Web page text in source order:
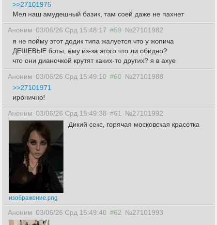
>>27101975
Мел наш амудешный базик, там соей даже не пахнет
Аноним 03/06/26 Срд 15:48:17 #59 №27101982
я не пойму этот додик типа жалуется что у жопича
ДЕШЕВЫЕ боты, ему из-за этого что ли обидно?
что они дианочкой крутят каких-то других? я в ахуе
Аноним 03/06/26 Срд 15:49:10 #60 №27101988
>>27101971
иронично!
Аноним 03/06/26 Срд 15:49:38 #61 №27101992
изображение.png
Дикий секс, горячая московская красотка
Аноним 03/06/26 Срд 15:49:40 #62 №27101993